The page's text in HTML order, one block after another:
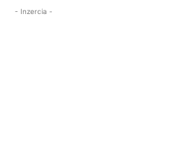
- Inzercia -